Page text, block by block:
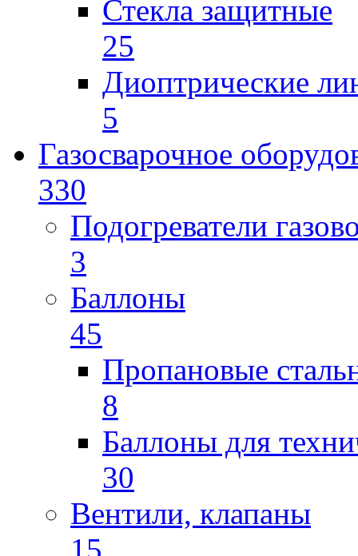
Стекла защитные
25
Диоптрические
5
Газосварочное
330
Подогреватели
3
Баллоны
45
Пропановые
8
Баллоны для
30
Вентили, клапаны
15